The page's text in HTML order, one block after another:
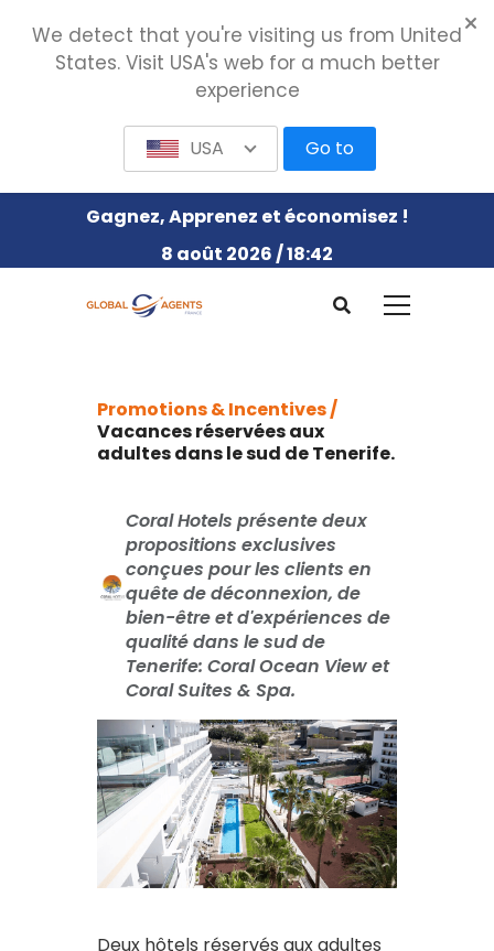
Gagnez, Apprenez et économisez !
8 août 2026 / 18:42
Promotions & Incentives /
Vacances réservées aux
adultes dans le sud de Tenerife.
Coral Hotels présente deux
propositions exclusives
conçues pour les clients en
quête de déconnexion, de
bien-être et d'expériences de
qualité dans le sud de
Tenerife: Coral Ocean View et
Coral Suites & Spa.
Deux hôtels réservés aux adultes
We detect that you're visiting us from United
States. Visit USA's web for a much better
experience
USA Go to